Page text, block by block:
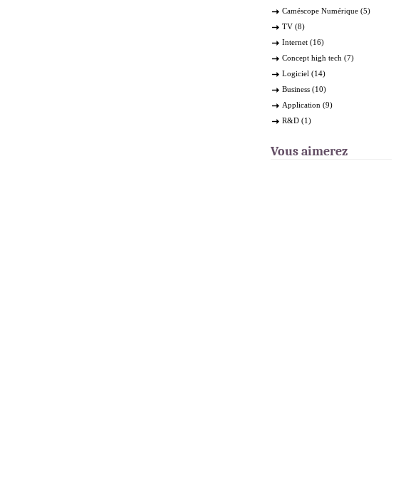
Caméscope Numérique (5)
TV (8)
Internet (16)
Concept high tech (7)
Logiciel (14)
Business (10)
Application (9)
R&D (1)
Vous aimerez